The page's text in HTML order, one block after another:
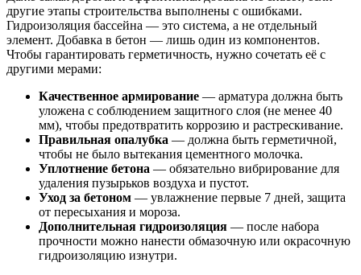
другие этапы строительства выполнены с ошибками.
Гидроизоляция бассейна — это система, а не отдельный
элемент. Добавка в бетон — лишь один из компонентов.
Чтобы гарантировать герметичность, нужно сочетать её с
другими мерами:
Качественное армирование — арматура должна быть
уложена с соблюдением защитного слоя (не менее 40
мм), чтобы предотвратить коррозию и растрескивание.
Правильная опалубка — должна быть герметичной,
чтобы не было вытекания цементного молочка.
Уплотнение бетона — обязательно вибрирование для
удаления пузырьков воздуха и пустот.
Уход за бетоном — увлажнение первые 7 дней, защита
от пересыхания и мороза.
Дополнительная гидроизоляция — после набора
прочности можно нанести обмазочную или окрасочную
гидроизоляцию изнутри.